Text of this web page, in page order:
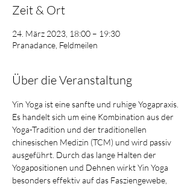
Zeit & Ort
24. März 2023, 18:00 – 19:30
Pranadance, Feldmeilen
Über die Veranstaltung
Yin Yoga ist eine sanfte und ruhige Yogapraxis.
Es handelt sich um eine Kombination aus der
Yoga-Tradition und der traditionellen
chinesischen Medizin (TCM) und wird passiv
ausgeführt. Durch das lange Halten der
Yogapositionen und Dehnen wirkt Yin Yoga
besonders effektiv auf das Fasziengewebe,